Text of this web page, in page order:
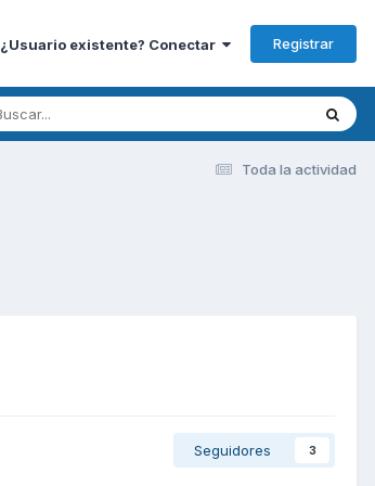
¿Usuario existente? Conectar Registrar
Toda la actividad
Seguidores 3